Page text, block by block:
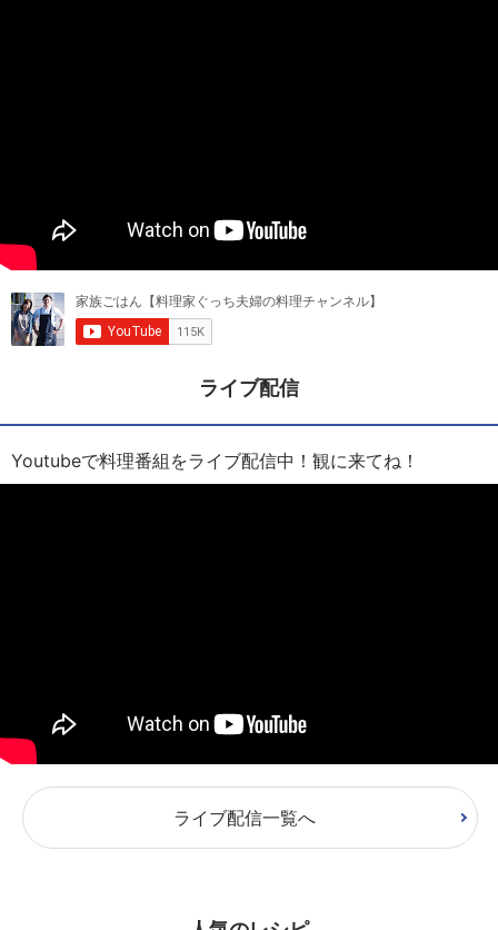
ライブ配信
Youtubeで料理番組をライブ配信中！観に来てね！
ライブ配信一覧へ